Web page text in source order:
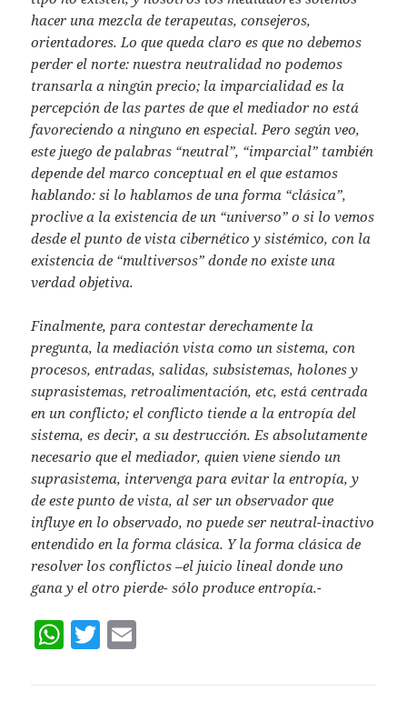
hacer una mezcla de terapeutas, consejeros,
orientadores. Lo que queda claro es que no debemos
perder el norte: nuestra neutralidad no podemos
transarla a ningún precio; la imparcialidad es la
percepción de las partes de que el mediador no está
favoreciendo a ninguno en especial. Pero según veo,
este juego de palabras “neutral”, “imparcial” también
depende del marco conceptual en el que estamos
hablando: si lo hablamos de una forma “clásica”,
proclive a la existencia de un “universo” o si lo vemos
desde el punto de vista cibernético y sistémico, con la
existencia de “multiversos” donde no existe una
verdad objetiva.
Finalmente, para contestar derechamente la
pregunta, la mediación vista como un sistema, con
procesos, entradas, salidas, subsistemas, holones y
suprasistemas, retroalimentación, etc, está centrada
en un conflicto; el conflicto tiende a la entropía del
sistema, es decir, a su destrucción. Es absolutamente
necesario que el mediador, quien viene siendo un
suprasistema, intervenga para evitar la entropía, y
de este punto de vista, al ser un observador que
influye en lo observado, no puede ser neutral-inactivo
entendido en la forma clásica. Y la forma clásica de
resolver los conflictos –el juicio lineal donde uno
gana y el otro pierde- sólo produce entropía.-
W T